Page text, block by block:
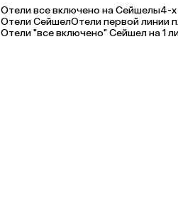
Отели все включено на Сейшелы4-х
Отели СейшелОтели первой линии
Отели "все включено" Сейшел на 1